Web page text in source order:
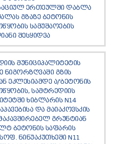
ᲐᲜᲒᲐᲠᲘᲨᲘ
ᲛᲝᲗᲮᲝᲕᲜᲐ
ᲓᲐᲪᲕᲘᲡ
ᲔᲠᲗᲔᲣᲚᲨᲘ ᲓᲐᲑᲚᲐ
ᲒᲖᲐᲖᲔ ᲑᲔᲢᲝᲜᲘᲡ
ᲡᲐᲛᲣᲨᲐᲝᲔᲑᲘᲡ
ᲨᲔᲡᲧᲘᲓᲕᲐ
ᲛᲣᲜᲘᲪᲘᲞᲐᲚᲘᲢᲔᲢᲘᲡ
ᲜᲘᲒᲝᲠᲖᲦᲕᲐᲨᲘ ᲒᲖᲘᲡ
ᲔᲙᲚᲔᲡᲘᲐᲛᲓᲔ Ა/'ᲑᲔᲢᲝᲜᲘᲡ
ᲡᲐᲛᲢᲠᲔᲓᲘᲘᲡ
ᲮᲘᲑᲚᲐᲠᲘᲡ N14
ᲓᲐ ᲛᲐᲘᲐᲙᲝᲕᲡᲙᲘᲡ
ᲒᲠᲣᲜᲢᲘᲐᲜ
ᲑᲔᲢᲝᲜᲘᲡ ᲡᲐᲤᲐᲠᲘᲡ
ᲜᲘᲜᲣᲐᲙᲣᲗᲮᲔᲨᲘ N11